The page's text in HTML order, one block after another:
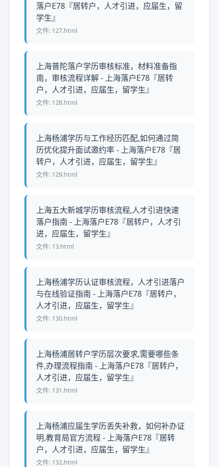
落户E78『居转户，人才引进，应届生，留
学生』
文件: 127.html
上海普陀落户学历审核标准，材料准备指
南，审核流程详解 - 上海落户E78『居转
户，人才引进，应届生，留学生』
文件: 128.html
上海杨浦学历与工作经历匹配,如何通过简
历优化提升面试邀约率 - 上海落户E78『居
转户，人才引进，应届生，留学生』
文件: 129.html
上海五大新城学历审核流程,人才引进快速
落户指南 - 上海落户E78『居转户，人才引
进，应届生，留学生』
文件: 13.html
上海杨浦学历认证审核流程，人才引进落户
与在线验证指南 - 上海落户E78『居转户，
人才引进，应届生，留学生』
文件: 130.html
上海杨浦居转户学历层次要求,需要哪些条
件,办理流程指南 - 上海落户E78『居转户，
人才引进，应届生，留学生』
文件: 131.html
上海杨浦应届生学历丢失补救，如何补办证
明,教育局官方流程 - 上海落户E78『居转
户，人才引进，应届生，留学生』
文件: 132.html